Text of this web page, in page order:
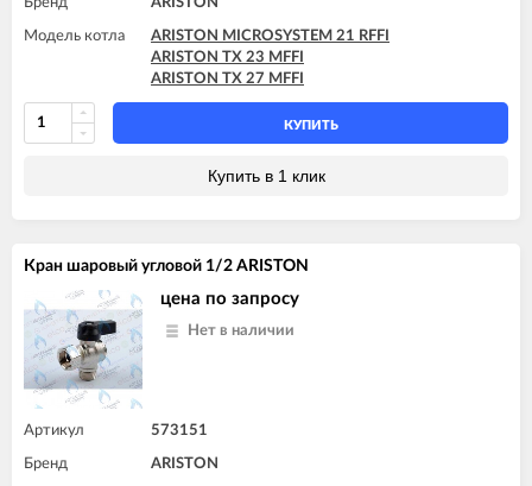
Модель котла
ARISTON MICROSYSTEM 21 RFFI
ARISTON TX 23 MFFI
ARISTON TX 27 MFFI
КУПИТЬ
Купить в 1 клик
Кран шаровый угловой 1/2 ARISTON
цена по запросу
Нет в наличии
Артикул 573151
Бренд ARISTON